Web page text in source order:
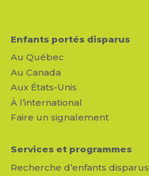
Enfants portés disparus
Au Québec
Au Canada
Aux États-Unis
À l’international
Faire un signalement
Services et programmes
Recherche d’enfants disparus